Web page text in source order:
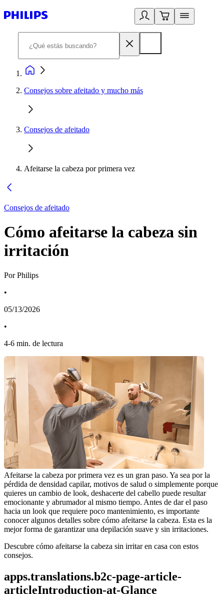
Consejos sobre afeitado y mucho más
Consejos de afeitado
Afeitarse la cabeza por primera vez
Consejos de afeitado
Cómo afeitarse la cabeza sin
irritación
Por Philips
•
05/13/2026
•
4-6 min. de lectura
Afeitarse la cabeza por primera vez es un gran paso. Ya sea por la
pérdida de densidad capilar, motivos de salud o simplemente porque
quieres un cambio de look, deshacerte del cabello puede resultar
emocionante y abrumador al mismo tiempo. Antes de dar el paso
hacia un look que requiere poco mantenimiento, es importante
conocer algunos detalles sobre cómo afeitarse la cabeza. Esta es la
Descubre cómo afeitarse la cabeza sin irritar en casa con estos
apps.translations.b2c-page-article-
articleIntroduction-at-Glance